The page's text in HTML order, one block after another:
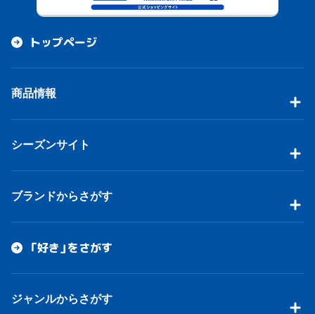
トップページ
商品情報
シーズンサイト
ブランドからさがす
「好き」をさがす
ジャンルからさがす